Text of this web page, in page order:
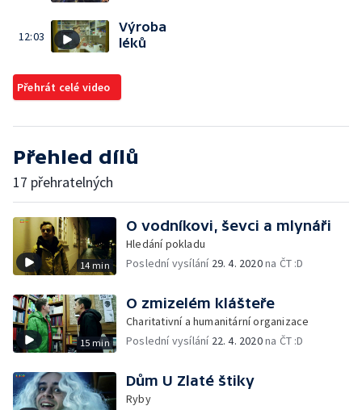
12:03
Výroba
léků
Přehrát celé video
Přehled dílů
17 přehratelných
14 min
O vodníkovi, ševci a mlynáři
Hledání pokladu
Poslední vysílání 29. 4. 2020na ČT :D
15 min
O zmizelém klášteře
Charitativní a humanitární organizace
Poslední vysílání 22. 4. 2020na ČT :D
Dům U Zlaté štiky
Ryby